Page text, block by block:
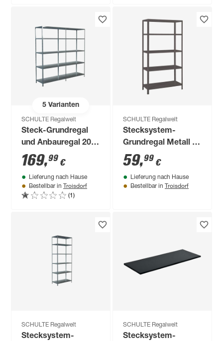
5Varianten
SCHULTE Regalwelt
Steck-Grundregal
und Anbauregal 200
x 200 x 50 cm, 10
Böden, verzinkt,
Tragkraft 425 kg
169,99 €
Lieferung nach Hause
Bestellbar in Troisdorf
(1)
SCHULTE Regalwelt
Stecksystem-
Grundregal Metall 90
x 180 x 40 cm
59,99 €
Lieferung nach Hause
Bestellbar in Troisdorf
SCHULTE Regalwelt
Stecksystem-
SCHULTE Regalwelt
Stecksystem-